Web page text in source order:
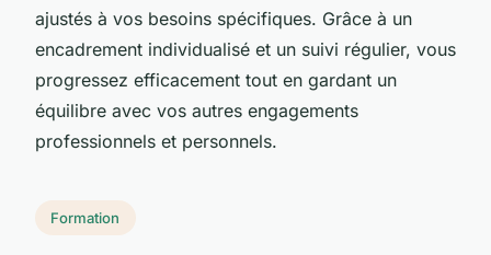
ajustés à vos besoins spécifiques. Grâce à un
encadrement individualisé et un suivi régulier, vous
progressez efficacement tout en gardant un
équilibre avec vos autres engagements
professionnels et personnels.
Formation